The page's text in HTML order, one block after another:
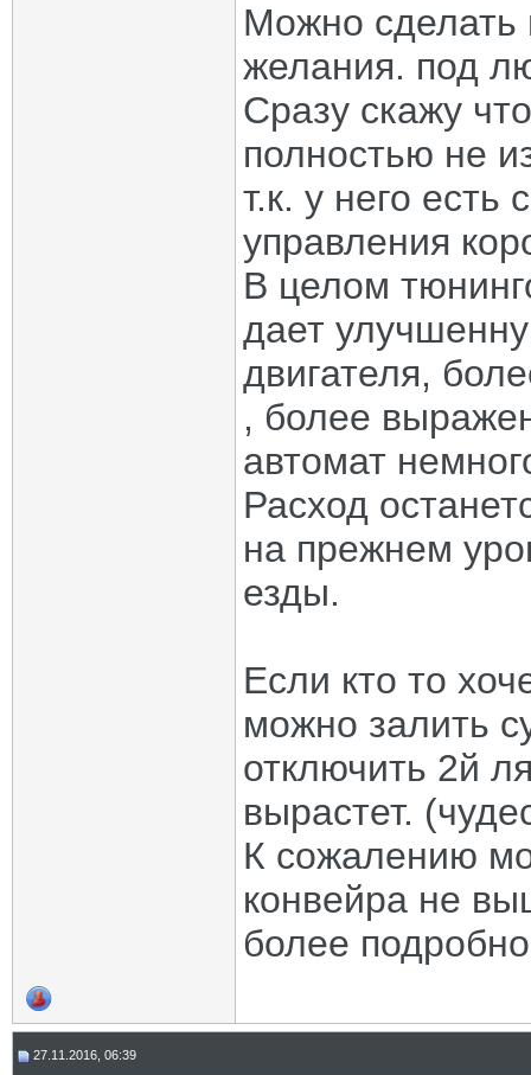
Можно сделать
желания. под
Сразу скажу
полностью не
т.к. у него есть
управления
В целом
дает
двигателя,
, более
автомат
Расход
на прежнем
езды.
Если кто то
можно залить
отключить 2й
вырастет.
К сожалению
конвейра не
более
27.11.2016, 06:39